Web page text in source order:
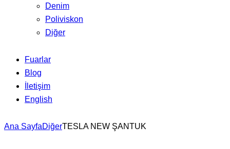
Denim
Poliviskon
Diğer
Fuarlar
Blog
İletişim
English
Ana SayfaDiğerTESLA NEW ŞANTUK